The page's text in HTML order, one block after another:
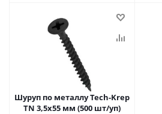
Шуруп по металлу Tech-Krep
TN 3,5х55 мм (500 шт/уп)